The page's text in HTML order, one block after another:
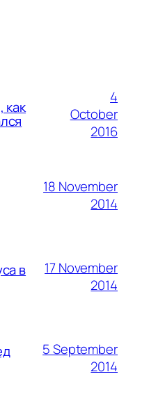
как
4
October
2016
18 November
2014
в
17 November
2014
5 September
2014